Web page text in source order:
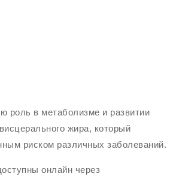
роль в метаболизме и развитии
жира, который
риском различных заболеваний.
онлайн через